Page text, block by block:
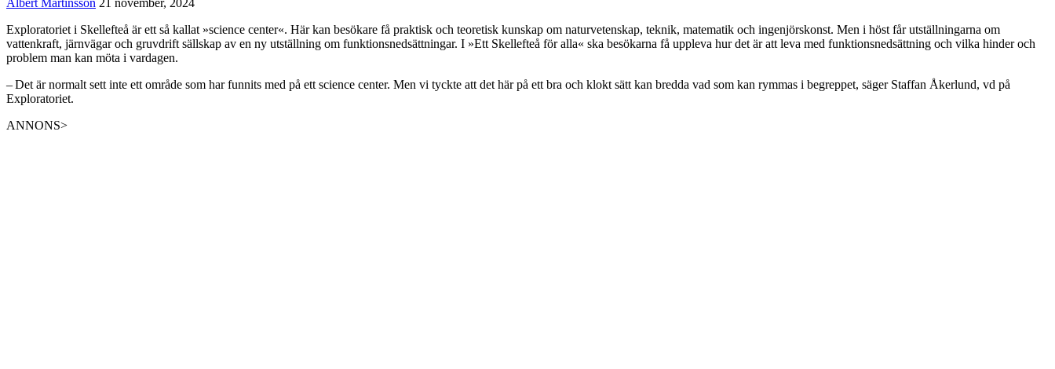
Albert Martinsson 21 november, 2024
Exploratoriet i Skellefteå är ett så kallat »science center«. Här kan besökare få praktisk och teoretisk kunskap om naturvetenskap, teknik, matematik och ingenjörskonst. Men i höst får utställningarna om
vattenkraft, järnvägar och gruvdrift sällskap av en ny utställning om funktionsnedsättningar. I »Ett Skellefteå för alla« ska besökarna få uppleva hur det är att leva med funktionsnedsättning och vilka hinder och
problem man kan möta i vardagen.
– Det är normalt sett inte ett område som har funnits med på ett science center. Men vi tyckte att det här på ett bra och klokt sätt kan bredda vad som kan rymmas i begreppet, säger Staffan Åkerlund, vd på
Exploratoriet.
ANNONS>